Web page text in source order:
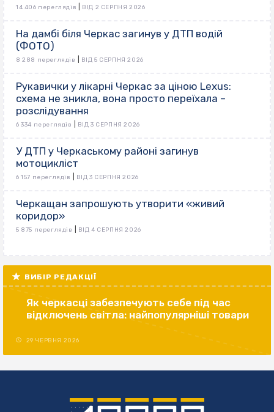
14 406 переглядів ВІД 2 СЕРПНЯ 2026
На дамбі біля Черкас загинув у ДТП водій
(ФОТО)
8 288 переглядів ВІД 5 СЕРПНЯ 2026
Рукавички у лікарні Черкас за ціною Lexus:
схема не зникла, вона просто переїхала –
розслідування
6 334 переглядів ВІД 3 СЕРПНЯ 2026
У ДТП у Черкаському районі загинув
мотоцикліст
6 157 переглядів ВІД 3 СЕРПНЯ 2026
Черкащан запрошують утворити «живий
коридор»
5 875 переглядів ВІД 4 СЕРПНЯ 2026
ВИБІР РЕДАКЦІЇ
Як черкасці забезпечують себе під час
відключень світла: найпопулярніші товари
29 ЧЕРВНЯ 2026